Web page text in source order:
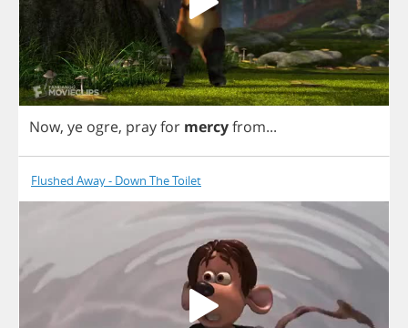
Now, ye ogre, prayfor mercyfrom...
Flushed Away - Down The Toilet